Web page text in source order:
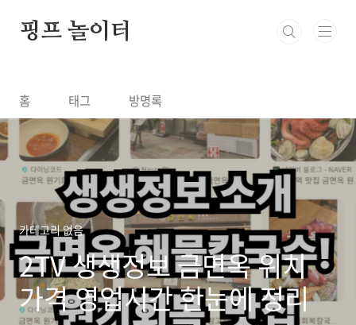
핑프 놀이터
홈 태그 방명록
카테고리 없음
2TV 생생정보 금면옥 위치
가격 영업시간 한눈에 정리